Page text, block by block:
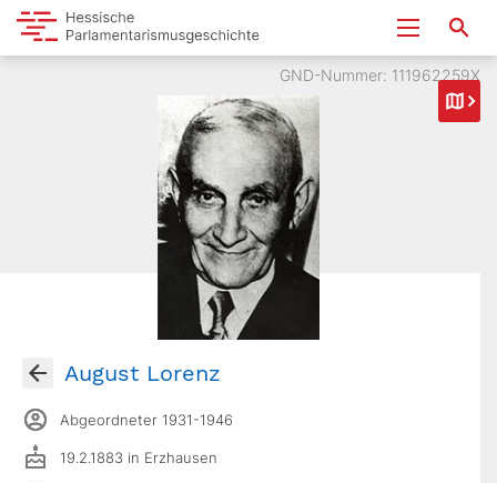
GND-Nummer: 111962259X
August Lorenz
Abgeordneter 1931-1946
19.2.1883 in Erzhausen